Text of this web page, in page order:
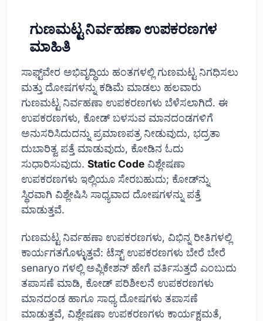
ಗುಣಮಟ್ಟ ನಿರ್ವಹಣಾ ಉಪಕರಣಗಳ
ಮಾಹಿತಿ
ಸಾಫ್ಟ್‌ವೇರ ಅಭಿವೃದ್ಧಿಯ ಹಂತಗಳಲ್ಲಿ ಗುಣಮಟ್ಟ ನಿಗಧಿಸಲು
ಮತ್ತು ದೋಷಗಳನ್ನು ಕಡಿಮೆ ಮಾಡಲು ಹಲವಾರು
ಗುಣಮಟ್ಟ ನಿರ್ವಹಣಾ ಉಪಕರಣಗಳು ಬೆಳೆಸಲಾಗಿದೆ. ಈ
ಉಪಕರಣಗಳು, ಕೋಡ್ ಬಳಸುವ ಮಾನದಂಡಗಳಿಗೆ
ಅನುಸರಿಸಿದುದನ್ನು ಪ್ರಮಾಣಪತ್ರ ನೀಡುವುದು, ಭದ್ರತಾ
ದುಬಾರಿತ್ವ ಪತ್ತೆ ಮಾಡುವುದು, ಕೋಡಿನ ಓದು
ಸುಧಾರಿಸುವುದು. Static Code ವಿಶ್ಲೇಷಣಾ
ಉಪಕರಣಗಳು ಇಲ್ಲಿಯೂ ಸೇರಬಹುದು; ಕೋಡ್‌ನ್ನು
ಸ್ಥಿರವಾಗಿ ವಿಶ್ಲೇಷಿಸಿ ಸಾಧ್ಯವಾದ ದೋಷಗಳನ್ನು ಪತ್ತೆ
ಮಾಡುತ್ತವೆ.
ಗುಣಮಟ್ಟ ನಿರ್ವಹಣಾ ಉಪಕರಣಗಳು, ವಿಭಿನ್ನ ರೀತಿಗಳಲ್ಲಿ
ಕಾರ್ಯಗತಗೊಳ್ಳುತ್ತವೆ: ಟೆಸ್ಟ್ ಉಪಕರಣಗಳು ಬೇರೆ ಬೇರೆ
senaryo ಗಳಲ್ಲಿ ಅಪ್ಲಿಕೇಶನ್‌ ಹೇಗೆ ವರ್ತಿಸುತ್ತದೆ ಎಂಬುದು
ತಪಾಸಣೆ ಮಾಡಿ, ಕೋಡ್ ಪರಿಶೀಲನೆ ಉಪಕರಣಗಳು
ಮಾನದಂಡ ಹಾಗೂ ಸಾಧ್ಯ ದೋಷಗಳು ತಪಾಸಣೆ
ಮಾಡುತ್ತವೆ, ವಿಶ್ಲೇಷಣಾ ಉಪಕರಣಗಳು ಕಾರ್ಯಕ್ಷಮತೆ,